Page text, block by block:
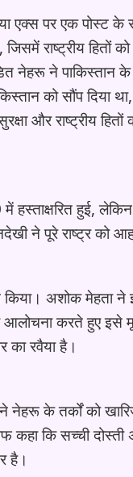
एक्स पर एक पोस्ट
राष्ट्रीय हितों को
नेहरू ने
को सौंप दिया
और राष्ट्रीय
हस्ताक्षरित हुई,
ने पूरे राष्ट्र को
अशोक मेहता ने
करते हुए इसे
का रवैया है।
नेहरू के तर्कों को
कहा कि सच्ची
है।